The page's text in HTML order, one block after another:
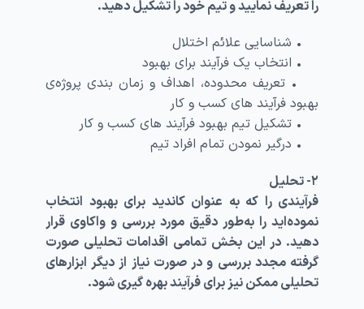
را تعریف نمایید و تیم خود را تشکیل دهید.
• شناسایی علائم اختلال
• انتخاب یک فرآیند برای بهبود
• تعریف محدوده، اهداف و زمان بندی پروژه‌ی
بهبود فرآیند های کسب و کار
• تشکیل تیم بهبود فرآیند های کسب و کار
• درگیر نمودن تمام افراد تیم
۲- تحلیل
فرآیندی را که به عنوان کاندید برای بهبود انتخاب
نموده‌اید را به‌طور دقیق مورد بررسی و واکاوی قرار
دهید. در این بخش تمامی اقدامات تحلیلی صورت
گرفته مجدد بررسی و در صورت نیاز از دیگر ابزارهای
تحلیلی ممکن نیز برای فرآیند بهره‌ گیری شود.